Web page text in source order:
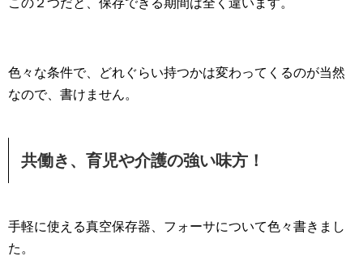
色々な条件で、どれぐらい持つかは変わってくるのが当然
なので、書けません。
共働き、育児や介護の強い味方！
手軽に使える真空保存器、フォーサについて色々書きまし
た。